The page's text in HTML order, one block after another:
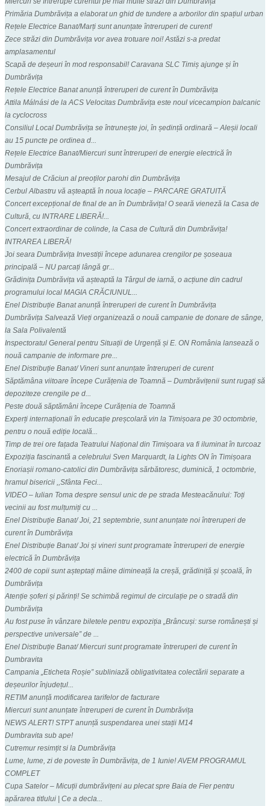
Primăria Dumbrăvița a elaborat un ghid de tundere a arborilor din spațiul urban
Rețele Electrice Banat/Marți sunt anunțate întreruperi de curent!
Zece străzi din Dumbrăvița vor avea trotuare noi! Astăzi s-a predat
amplasamentul
Scapă de deșeuri în mod responsabil! Caravana SLC Timiș ajunge și în
Dumbrăvița
Rețele Electrice Banat anunță întreruperi de curent în Dumbrăvița
Attila Málnási de la ACS Velocitas Dumbrăvița este noul vicecampion balcanic
la cyclocross
Consiliul Local Dumbrăvița se întrunește joi, în ședință ordinară – Aleșii locali
au 15 puncte pe ordinea d...
Rețele Electrice Banat/Miercuri sunt întreruperi de energie electrică în
Dumbrăvița
Mesajul de Crăciun al preoților parohi din Dumbrăvița
Cerbul Albastru vă așteaptă în noua locație – PARCARE GRATUITĂ
Concert excepțional de final de an în Dumbrăvița! O seară vieneză la Casa de
Cultură, cu INTRARE LIBERĂ!...
Concert extraordinar de colinde, la Casa de Cultură din Dumbrăvița!
INTRAREA LIBERĂ!
Joi seara Dumbrăvița Investiții începe adunarea crengilor pe șoseaua
principală – NU parcați lângă gr...
Grădinița Dumbrăvița vă așteaptă la Târgul de iarnă, o acțiune din cadrul
programului local MAGIA CRĂCIUNUL...
Enel Distribuție Banat anunță întreruperi de curent în Dumbrăvița
Dumbrăvița Salvează Vieți organizează o nouă campanie de donare de sânge,
la Sala Polivalentă
Inspectoratul General pentru Situații de Urgență și E. ON România lansează o
nouă campanie de informare pre...
Enel Distribuție Banat/ Vineri sunt anunțate întreruperi de curent
Săptămâna viitoare începe Curățenia de Toamnă – Dumbrăvițenii sunt rugați să
depoziteze crengile pe d...
Peste două săptămâni începe Curățenia de Toamnă
Experți internaționali în educație preșcolară vin la Timișoara pe 30 octombrie,
pentru o nouă ediție locală...
Timp de trei ore fațada Teatrului Național din Timișoara va fi iluminat în turcoaz
Expoziția fascinantă a celebrului Sven Marquardt, la Lights ON în Timișoara
Enoriașii romano-catolici din Dumbrăvița sărbătoresc, duminică, 1 octombrie,
hramul bisericii ,,Sfânta Feci...
VIDEO – Iulian Toma despre sensul unic de pe strada Mesteacănului: Toți
vecinii au fost mulțumiți cu ...
Enel Distribuție Banat/ Joi, 21 septembrie, sunt anunțate noi întreruperi de
curent în Dumbrăvița
Enel Distribuție Banat/ Joi și vineri sunt programate întreruperi de energie
electrică în Dumbrăvița
2400 de copii sunt așteptați mâine dimineață la creșă, grădiniță și școală, în
Dumbrăvița
Atenție șoferi și părinți! Se schimbă regimul de circulație pe o stradă din
Dumbrăvița
Au fost puse în vânzare biletele pentru expoziția „Brâncuși: surse românești și
perspective universale” de ...
Enel Distribuție Banat/ Miercuri sunt programate întreruperi de curent în
Dumbravita
Campania „Eticheta Roșie” subliniază obligativitatea colectării separate a
deșeurilor înjudețul...
RETIM anunță modificarea tarifelor de facturare
Miercuri sunt anunțate întreruperi de curent în Dumbrăvița
NEWS ALERT! STPT anunță suspendarea unei stații M14
Dumbravita sub ape!
Cutremur resimțit si la Dumbrăvița
Lume, lume, zi de poveste în Dumbrăvița, de 1 Iunie! AVEM PROGRAMUL
COMPLET
Cupa Satelor – Micuții dumbrăvițeni au plecat spre Baia de Fier pentru
apărarea titlului | Ce a decla...